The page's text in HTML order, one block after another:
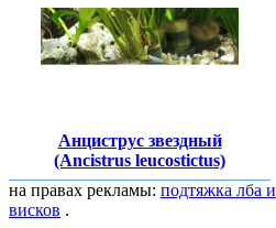
Анциструс звездный
(Ancistrus leucostictus)
на правах рекламы: подтяжка лба и
висков .